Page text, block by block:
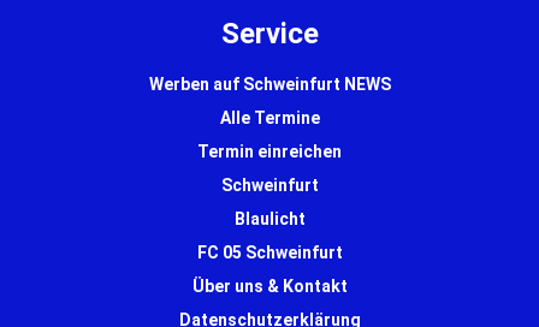
Service
Werben auf Schweinfurt NEWS
Alle Termine
Termin einreichen
Schweinfurt
Blaulicht
FC 05 Schweinfurt
Über uns & Kontakt
Datenschutzerklärung